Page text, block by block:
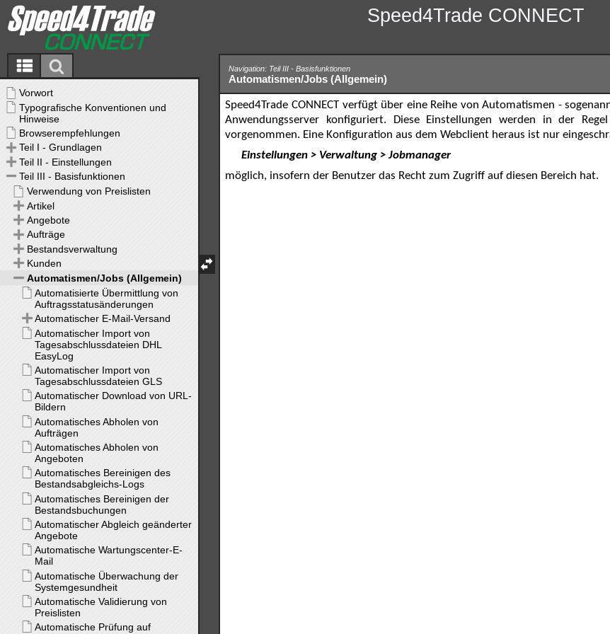
Speed4Trade CONNECT
Navigation: Teil III - Basisfunktionen
Automatismen/Jobs (Allgemein)
Speed4Trade CONNECT verfügt über eine Reihe von Automatismen -
Anwendungsserver konfiguriert. Diese Einstellungen werden in der
vorgenommen. Eine Konfiguration aus dem Webclient heraus ist nur
Einstellungen > Verwaltung > Jobmanager
möglich, insofern der Benutzer das Recht zum Zugriff auf diesen Bereich hat.